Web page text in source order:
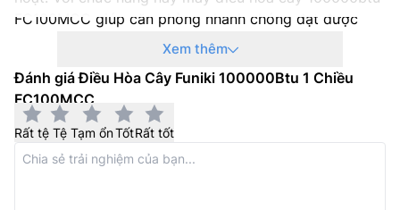
FC100MCC giúp căn phòng nhanh chóng đạt được
nhiệt độ cài đặt, giúp cho người dùng nhanh chóng tận
Xem thêm
Đánh giá Điều Hòa Cây Funiki 100000Btu 1 Chiều
FC100MCC
Rất tệ Tệ Tạm ổnTốtRất tốt